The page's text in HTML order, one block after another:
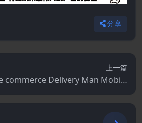
分享
上一篇
commerce Delivery Man Mobile
App Template 3.6.1